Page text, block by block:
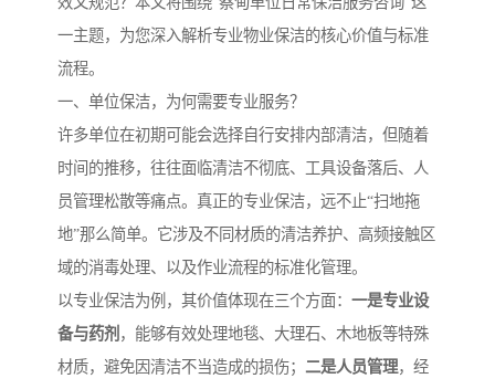
一主题，为您深入解析专业物业保洁的核心价值与标准
流程。
一、单位保洁，为何需要专业服务？
许多单位在初期可能会选择自行安排内部清洁，但随着
时间的推移，往往面临清洁不彻底、工具设备落后、人
员管理松散等痛点。真正的专业保洁，远不止“扫地拖
地”那么简单。它涉及不同材质的清洁养护、高频接触区
域的消毒处理、以及作业流程的标准化管理。
以专业保洁为例，其价值体现在三个方面： 一是专业设
备与药剂 ，能够有效处理地毯、大理石、木地板等特殊
材质，避免因清洁不当造成的损伤； 二是人员管理，经